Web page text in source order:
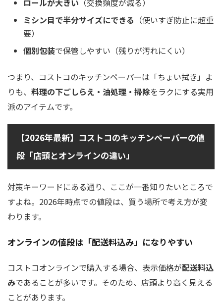
ロールが大きい （交換頻度が減る）
ミシン目で半分サイズにできる （使いすぎ防止に超重
要）
個別包装で保管しやすい（残りが汚れにくい）
つまり、コストコのキッチンペーパーは「ちょい拭き」よ
りも、 料理の下ごしらえ・油処理・掃除をラクにする実用
派のアイテムです。
【2026年最新】コストコのキッチンペーパーの値
段「店頭とオンラインの違い」
対策キーワードにある通り、ここが一番知りたいところで
すよね。2026年時点での値段は、買う場所で考え方が変
わります。
オンラインの値段は「配送料込み」になりやすい
コストコオンラインで購入する場合、表示価格が配送料込
みであることが多いです。そのため、店頭より高く見える
ことがあります。